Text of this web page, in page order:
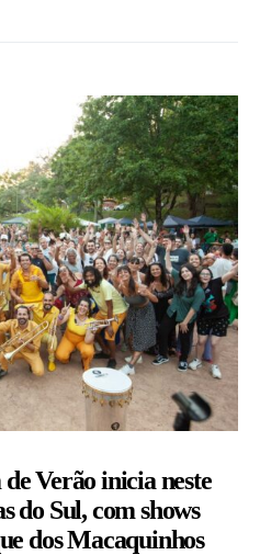
Verão inicia neste
do Sul, com shows
dos Macaquinhos